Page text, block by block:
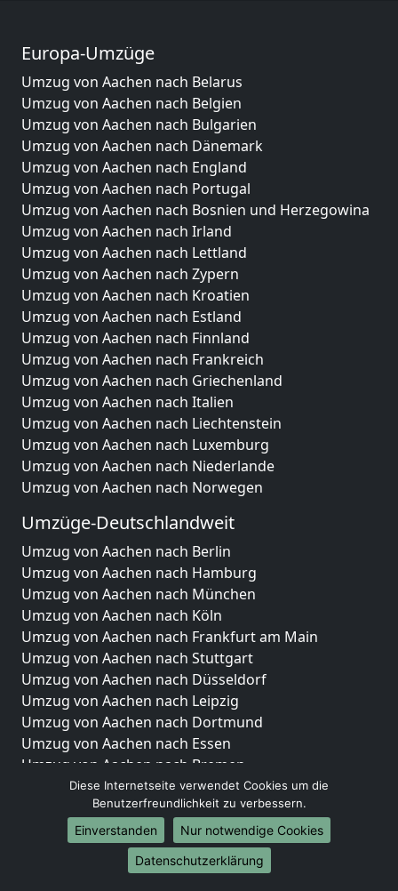
Europa-Umzüge
Umzug von Aachen nach Belarus
Umzug von Aachen nach Belgien
Umzug von Aachen nach Bulgarien
Umzug von Aachen nach Dänemark
Umzug von Aachen nach England
Umzug von Aachen nach Portugal
Umzug von Aachen nach Bosnien und Herzegowina
Umzug von Aachen nach Irland
Umzug von Aachen nach Lettland
Umzug von Aachen nach Zypern
Umzug von Aachen nach Kroatien
Umzug von Aachen nach Estland
Umzug von Aachen nach Finnland
Umzug von Aachen nach Frankreich
Umzug von Aachen nach Griechenland
Umzug von Aachen nach Italien
Umzug von Aachen nach Liechtenstein
Umzug von Aachen nach Luxemburg
Umzug von Aachen nach Niederlande
Umzug von Aachen nach Norwegen
Umzüge-Deutschlandweit
Umzug von Aachen nach Berlin
Umzug von Aachen nach Hamburg
Umzug von Aachen nach München
Umzug von Aachen nach Köln
Umzug von Aachen nach Frankfurt am Main
Umzug von Aachen nach Stuttgart
Umzug von Aachen nach Düsseldorf
Umzug von Aachen nach Leipzig
Umzug von Aachen nach Dortmund
Umzug von Aachen nach Essen
Umzug von Aachen nach Bremen
Umzug von Aachen nach Dresden
Umzug von Aachen nach Hannover
Umzug von Aachen nach Nürnberg
Umzug von Aachen nach Duisburg
Umzug von Aachen nach Bochum
Diese Internetseite verwendet Cookies um die
Benutzerfreundlichkeit zu verbessern.
Einverstanden
Nur notwendige Cookies
Datenschutzerklärung